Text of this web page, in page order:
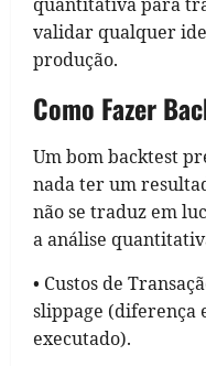
validar qualquer
produção.
Como Fazer
Um bom backtest
nada ter um
não se traduz em
a análise
• Custos de
slippage (diferença
executado).